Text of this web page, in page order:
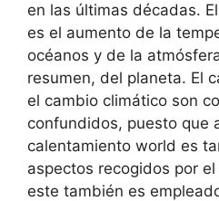
en las últimas décadas.
es el aumento de la
océanos y de la
resumen, del planeta. El
el cambio climático son
confundidos, puesto que
calentamiento world es
aspectos recogidos por
este también es